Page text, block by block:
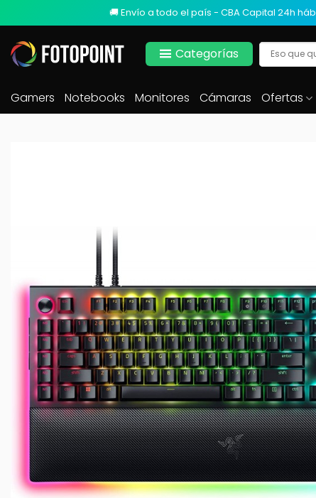
🚚 Envío a todo el país - CBA Capital 24h
Categorías
Gamers Notebooks Monitores Cámaras Ofertas